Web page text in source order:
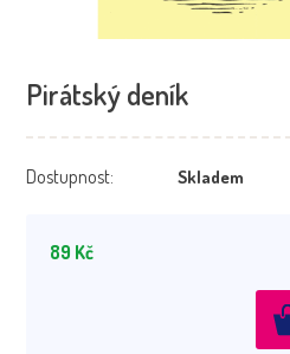
Pirátský deník
Dostupnost: Skladem
89 Kč
Pirátský